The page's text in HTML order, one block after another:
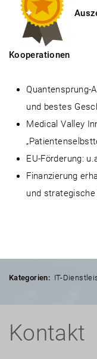
Kooperationen
Quantensprung-
und bestes
Medical Valley
EU-Förderung:
Finanzierung
und
Kategorien: IT-
Kontakt